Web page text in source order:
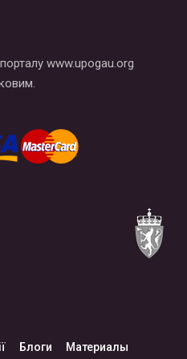
www.upogau.org
Блоги Материалы